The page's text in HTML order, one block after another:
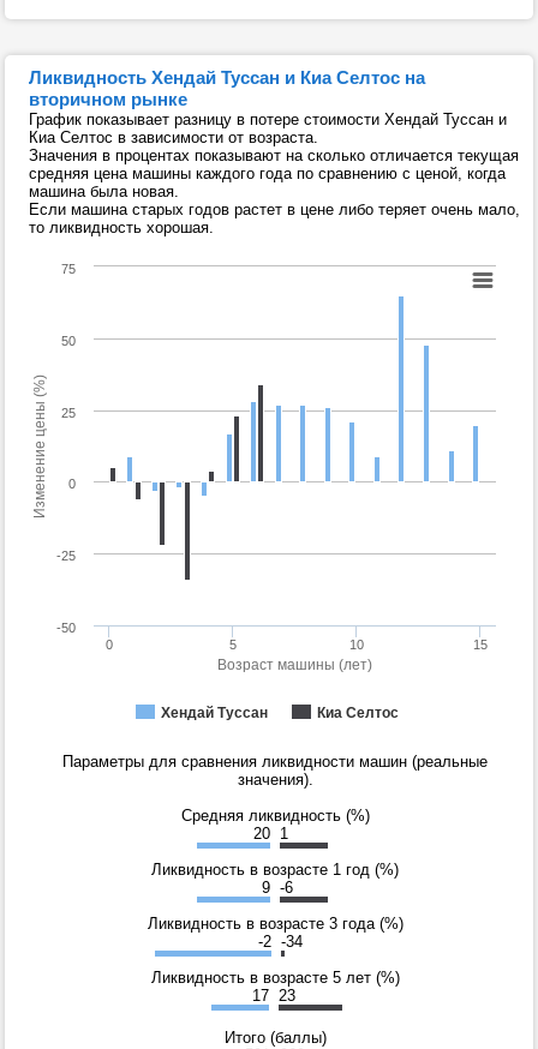
Ликвидность Хендай Туссан и Киа Селтос на
вторичном рынке
График показывает разницу в потере стоимости Хендай Туссан и
Киа Селтос в зависимости от возраста.
Значения в процентах показывают на сколько отличается текущая
средняя цена машины каждого года по сравнению с ценой, когда
машина была новая.
Если машина старых годов растет в цене либо теряет очень мало,
то ликвидность хорошая.
Возраст машины (лет)
Изменение цены (%)
Хендай Туссан Киа Селтос
0 5 10 15
0
-50
-25
25
50
75
Параметры для сравнения ликвидности машин (реальные
значения).
Средняя ликвидность (%)
20 1
Ликвидность в возрасте 1 год (%)
9 -6
Ликвидность в возрасте 3 года (%)
-2 -34
Ликвидность в возрасте 5 лет (%)
17 23
Итого (баллы)